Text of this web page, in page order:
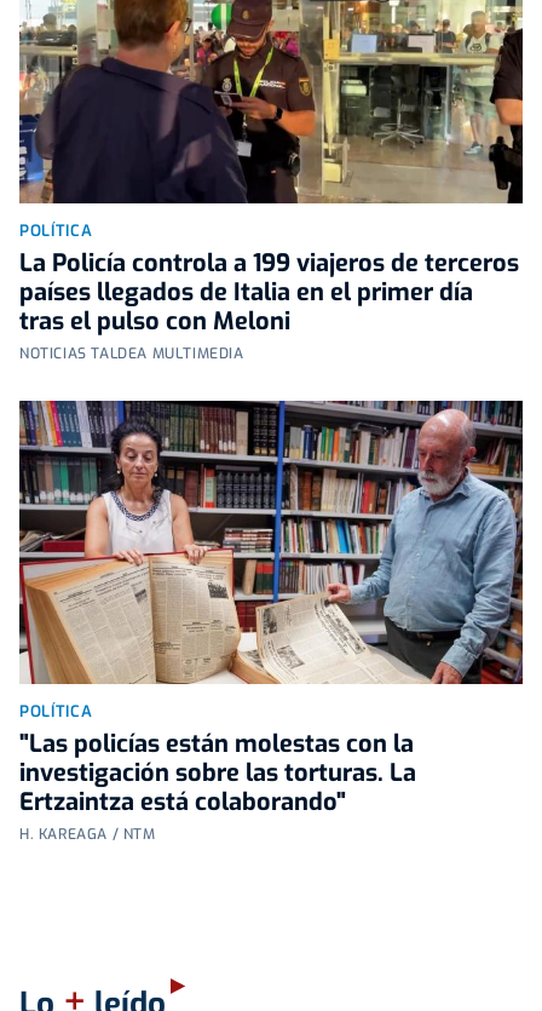
POLÍTICA
La Policía controla a 199 viajeros de terceros
países llegados de Italia en el primer día
tras el pulso con Meloni
NOTICIAS TALDEA MULTIMEDIA
POLÍTICA
"Las policías están molestas con la
investigación sobre las torturas. La
Ertzaintza está colaborando"
H. KAREAGA / NTM
+